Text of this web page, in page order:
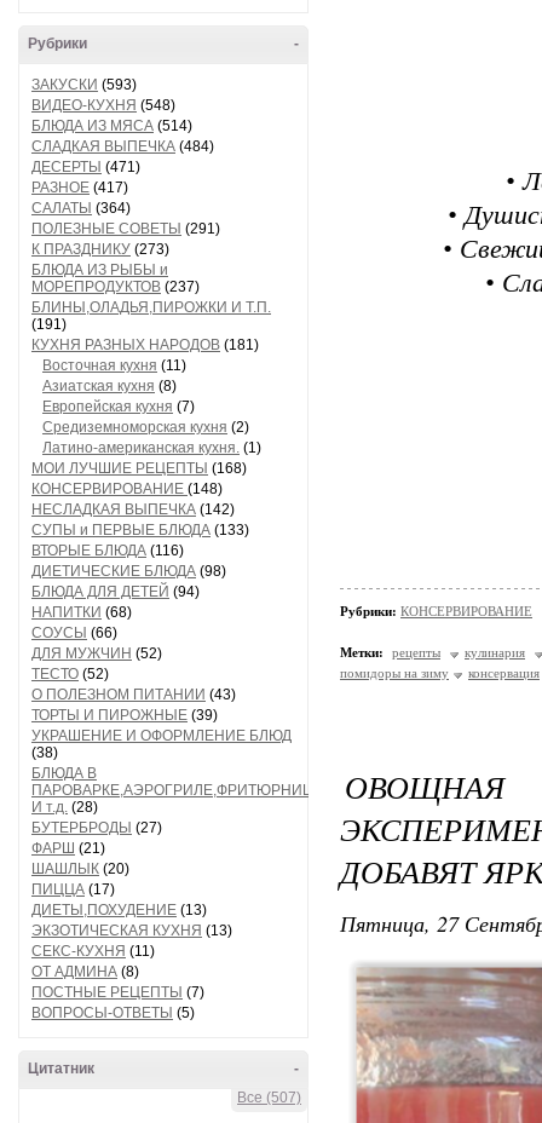
-
Рубрики
ЗАКУСКИ (593)
ВИДЕО-КУХНЯ (548)
БЛЮДА ИЗ МЯСА (514)
СЛАДКАЯ ВЫПЕЧКА (484)
ДЕСЕРТЫ (471)
РАЗНОЕ (417)
САЛАТЫ (364)
ПОЛЕЗНЫЕ СОВЕТЫ (291)
К ПРАЗДНИКУ (273)
БЛЮДА ИЗ РЫБЫ и
МОРЕПРОДУКТОВ (237)
БЛИНЫ,ОЛАДЬЯ,ПИРОЖКИ И Т.П.
(191)
КУХНЯ РАЗНЫХ НАРОДОВ (181)
Восточная кухня (11)
Азиатская кухня (8)
Европейская кухня (7)
Средиземноморская кухня (2)
Латино-американская кухня. (1)
МОИ ЛУЧШИЕ РЕЦЕПТЫ (168)
КОНСЕРВИРОВАНИЕ (148)
НЕСЛАДКАЯ ВЫПЕЧКА (142)
СУПЫ и ПЕРВЫЕ БЛЮДА (133)
ВТОРЫЕ БЛЮДА (116)
ДИЕТИЧЕСКИЕ БЛЮДА (98)
БЛЮДА ДЛЯ ДЕТЕЙ (94)
НАПИТКИ (68)
СОУСЫ (66)
ДЛЯ МУЖЧИН (52)
ТЕСТО (52)
О ПОЛЕЗНОМ ПИТАНИИ (43)
ТОРТЫ И ПИРОЖНЫЕ (39)
УКРАШЕНИЕ И ОФОРМЛЕНИЕ БЛЮД
(38)
БЛЮДА В
ПАРОВАРКЕ,АЭРОГРИЛЕ,ФРИТЮРНИЦЕ
И т.д. (28)
БУТЕРБРОДЫ (27)
ФАРШ (21)
ШАШЛЫК (20)
ПИЦЦА (17)
ДИЕТЫ,ПОХУДЕНИЕ (13)
ЭКЗОТИЧЕСКАЯ КУХНЯ (13)
СЕКС-КУХНЯ (11)
ОТ АДМИНА (8)
ПОСТНЫЕ РЕЦЕПТЫ (7)
ВОПРОСЫ-ОТВЕТЫ (5)
-
Цитатник
Все (507)
•
•
•
•
Рубрики: КОНСЕРВИРОВАНИЕ
Метки: рецепты
кулинария
помидоры на зиму
консервация
ДОБАВЯТ
Пятница, 27